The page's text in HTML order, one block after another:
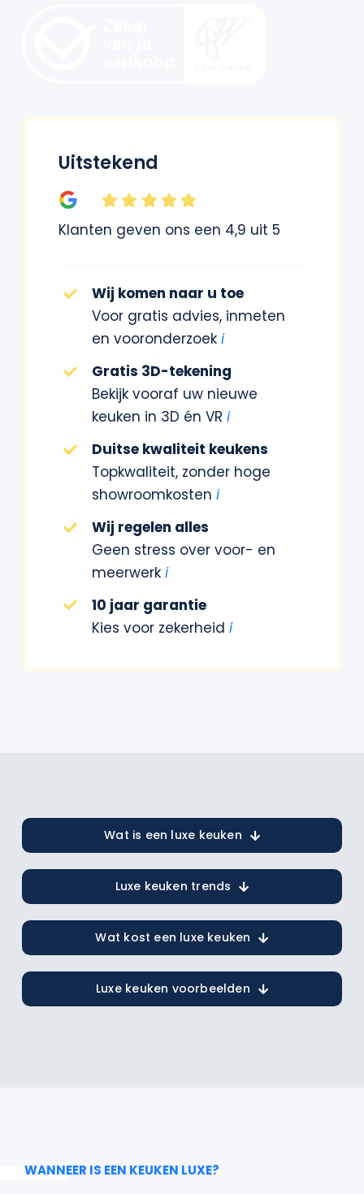
Uitstekend
Klanten geven ons een 4,9 uit 5
Wij komen naar u toe
Voor gratis advies, inmeten
en vooronderzoek i
Gratis 3D-tekening
Bekijk vooraf uw nieuwe
keuken in 3D én VR i
Duitse kwaliteit keukens
Topkwaliteit, zonder hoge
showroomkosten i
Wij regelen alles
Geen stress over voor- en
meerwerk i
10 jaar garantie
Kies voor zekerheid i
Wat is een luxe keuken
Luxe keuken trends
Wat kost een luxe keuken
Luxe keuken voorbeelden
WANNEER IS EEN KEUKEN LUXE?